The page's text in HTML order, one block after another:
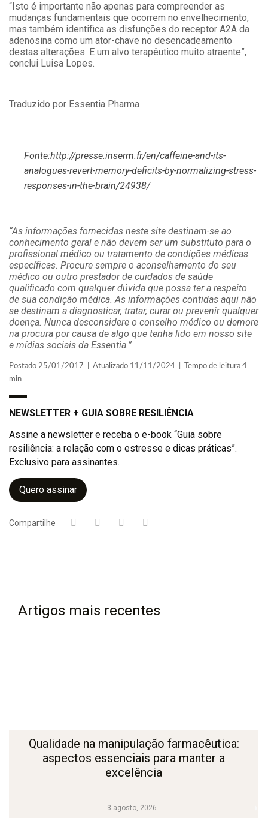
“Isto é importante não apenas para compreender as
mudanças fundamentais que ocorrem no envelhecimento,
mas também identifica as disfunções do receptor A2A da
adenosina como um ator-chave no desencadeamento
destas alterações. E um alvo terapêutico muito atraente”,
conclui Luisa Lopes.
Traduzido por Essentia Pharma
Fonte:http://presse.inserm.fr/en/caffeine-and-its-
analogues-revert-memory-deficits-by-normalizing-stress-
responses-in-the-brain/24938/
“As informações fornecidas neste site destinam-se ao
conhecimento geral e não devem ser um substituto para o
profissional médico ou tratamento de condições médicas
específicas. Procure sempre o aconselhamento do seu
médico ou outro prestador de cuidados de saúde
qualificado com qualquer dúvida que possa ter a respeito
de sua condição médica. As informações contidas aqui não
se destinam a diagnosticar, tratar, curar ou prevenir qualquer
doença. Nunca desconsidere o conselho médico ou demore
na procura por causa de algo que tenha lido em nosso site
e mídias sociais da Essentia.”
Postado 25/01/2017 | Atualizado 11/11/2024 | Tempo de leitura 4
min
NEWSLETTER + GUIA SOBRE RESILIÊNCIA
Assine a newsletter e receba o e-book “Guia sobre
resiliência: a relação com o estresse e dicas práticas”.
Exclusivo para assinantes.
Quero assinar
Compartilhe
Artigos mais recentes
3 agosto, 2026
Qualidade na manipulação farmacêutica:
aspectos essenciais para manter a
excelência